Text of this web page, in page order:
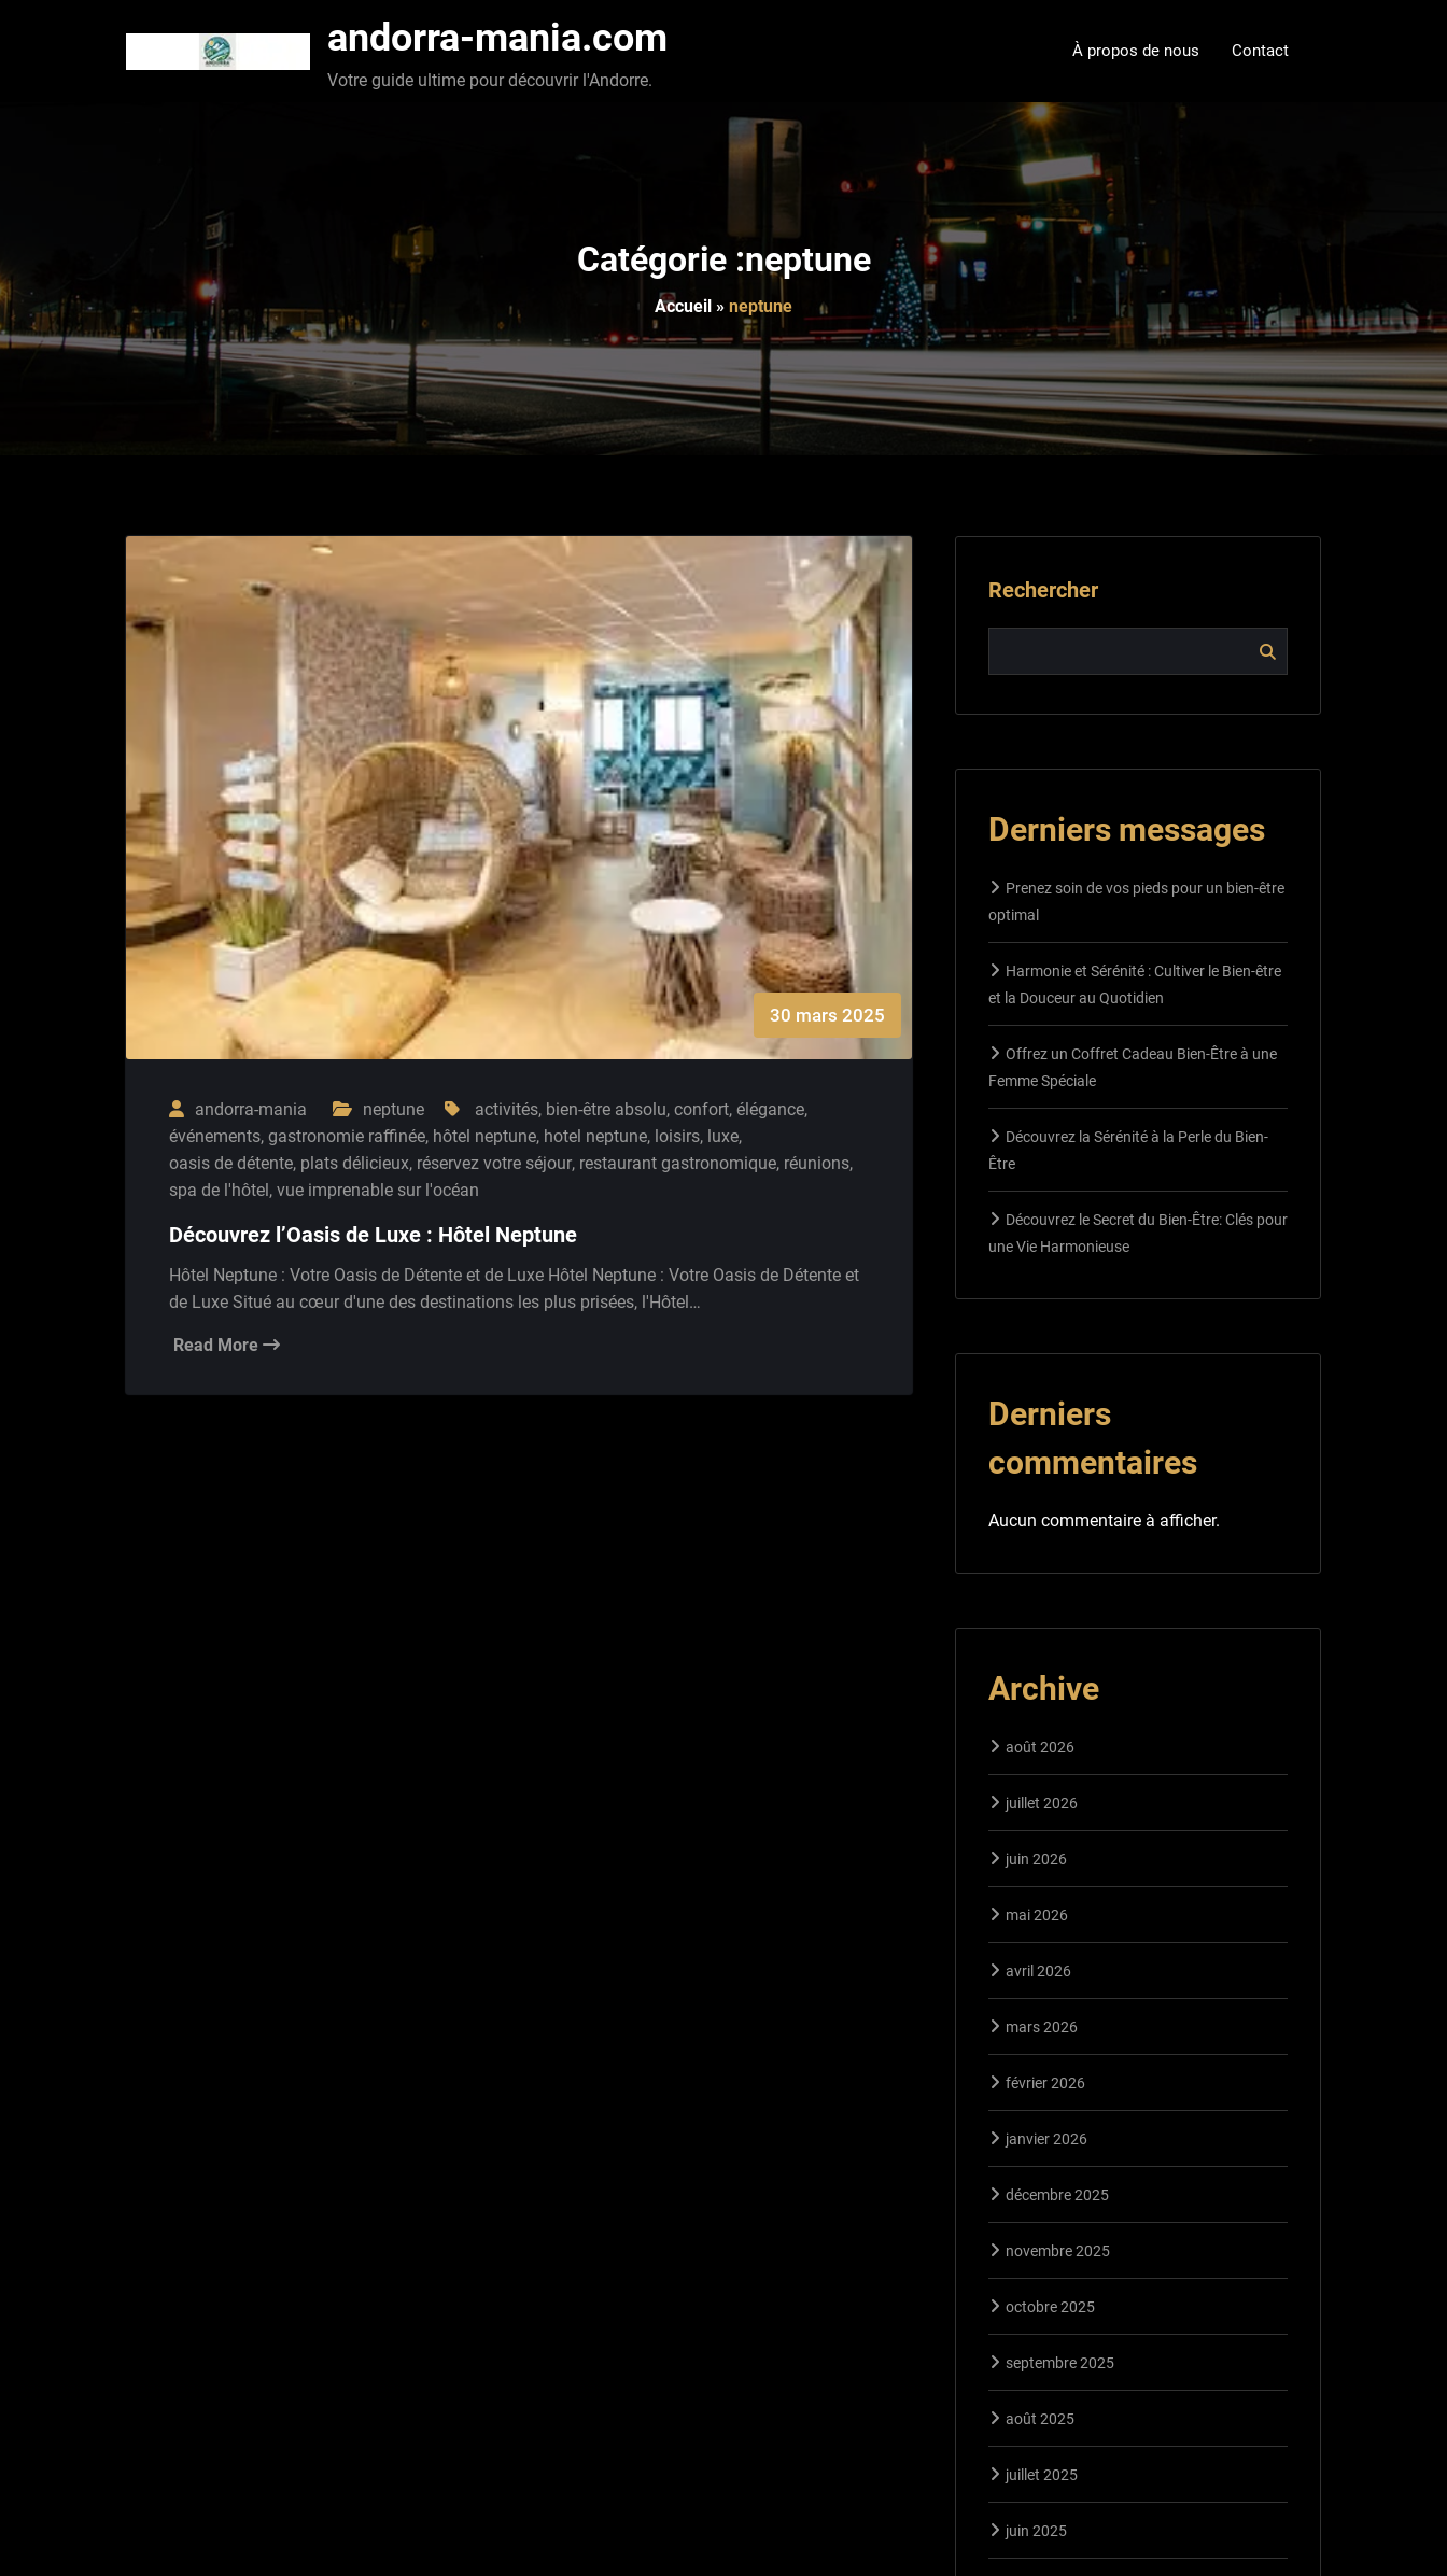
andorra-mania.com
Votre guide ultime pour découvrir l'Andorre.
À propos de nous Contact
Catégorie :neptune
Accueil » neptune
30 mars 2025
andorra-mania neptune activités, bien-être absolu, confort, élégance,
événements, gastronomie raffinée, hôtel neptune, hotel neptune, loisirs, luxe,
oasis de détente, plats délicieux, réservez votre séjour, restaurant gastronomique, réunions,
spa de l'hôtel, vue imprenable sur l'océan
Découvrez l’Oasis de Luxe : Hôtel Neptune
Hôtel Neptune : Votre Oasis de Détente et de Luxe Hôtel Neptune : Votre Oasis de Détente et
de Luxe Situé au cœur d'une des destinations les plus prisées, l'Hôtel…
Read More
Rechercher
Derniers messages
Prenez soin de vos pieds pour un bien-être
optimal
Harmonie et Sérénité : Cultiver le Bien-être
et la Douceur au Quotidien
Offrez un Coffret Cadeau Bien-Être à une
Femme Spéciale
Découvrez la Sérénité à la Perle du Bien-
Être
Découvrez le Secret du Bien-Être: Clés pour
une Vie Harmonieuse
Derniers
commentaires
Aucun commentaire à afficher.
Archive
août 2026
juillet 2026
juin 2026
mai 2026
avril 2026
mars 2026
février 2026
janvier 2026
décembre 2025
novembre 2025
octobre 2025
septembre 2025
août 2025
juillet 2025
juin 2025